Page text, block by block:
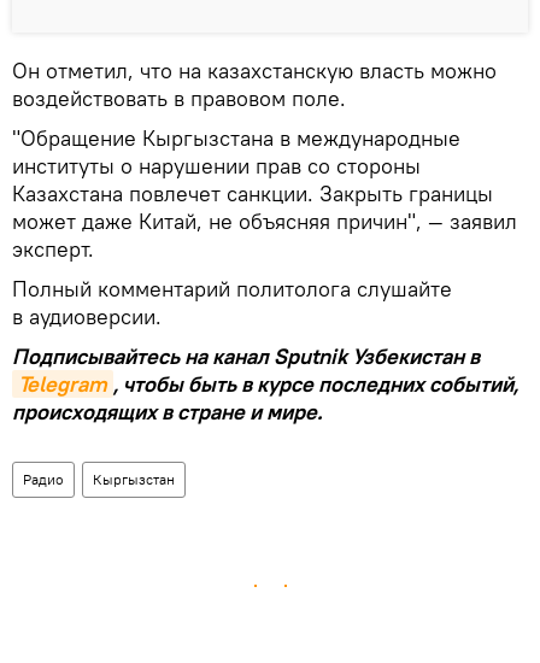
Он отметил, что на казахстанскую власть можно
воздействовать в правовом поле.
"Обращение Кыргызстана в международные
институты о нарушении прав со стороны
Казахстана повлечет санкции. Закрыть границы
может даже Китай, не объясняя причин", — заявил
эксперт.
Полный комментарий политолога слушайте
в аудиоверсии.
Подписывайтесь на канал Sputnik Узбекистан в
Telegram , чтобы быть в курсе последних событий,
происходящих в стране и мире.
Радио Кыргызстан